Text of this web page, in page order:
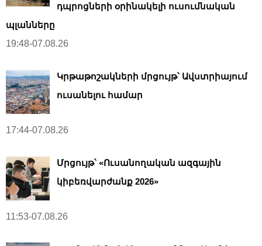
դպրոցների օրինակելի ուսումնական
պլանները
19:48-07.08.26
Կրթաթոշակների մրցույթ՝ Ավստրիայում
ուսանելու համար
17:44-07.08.26
Մրցույթ՝ «Ուսանողական ազգային
կիբեռվարժանք 2026»
11:53-07.08.26